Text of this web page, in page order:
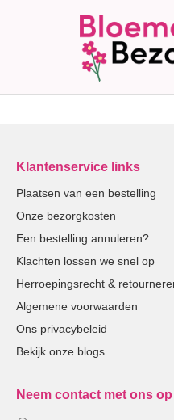
Klantenservice links
Plaatsen van een bestelling
Onze bezorgkosten
Een bestelling annuleren?
Klachten lossen we snel op
Herroepingsrecht &
Algemene voorwaarden
Ons privacybeleid
Bekijk onze blogs
Neem contact met ons op